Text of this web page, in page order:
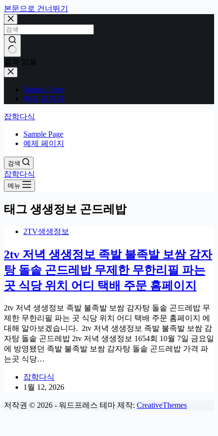
본문으로 건너뛰기
결과 없음
Sample Page
예제 페이지
잡학다식
Sample Page
예제 페이지
검색
잡학다식
메뉴
태그 생생정보 곤드레밥
2TV생생정보
2tv 저녁 생생정보 족발 불족발 보쌈 감자
탕 돌솥 곤드레밥 무제한 무한리필 파는
곳 식당 위치 어디 택배 주문 홈페이지
2tv 저녁 생생정보 족발 불족발 보쌈 감자탕 돌솥 곤드레밥 무
제한 무한리필 파는 곳 식당 위치 어디 택배 주문 홈페이지 에
대해 알아보겠습니다. 2tv 저녁 생생정보 족발 불족발 보쌈 감
자탕 돌솥 곤드레밥 2tv 저녁 생생정보 1654회 10월 7일 금요일
에 방영됐던 족발 불족발 보쌈 감자탕 돌솥 곤드레밥 가격 파
는곳 식당…
잡학다식
1월 12, 2026
저작권 © 2026 - 워드프레스 테마 제작: CreativeThemes